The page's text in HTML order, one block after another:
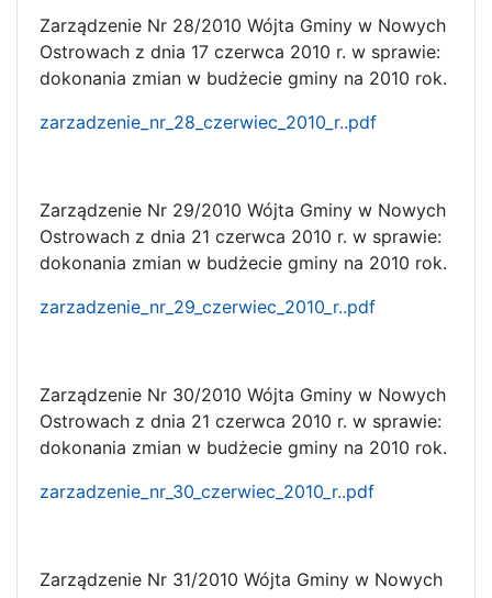
Zarządzenie Nr 28/2010 Wójta Gminy w Nowych
Ostrowach z dnia 17 czerwca 2010 r. w sprawie:
dokonania zmian w budżecie gminy na 2010 rok.
zarzadzenie_nr_28_czerwiec_2010_r..pdf
Zarządzenie Nr 29/2010 Wójta Gminy w Nowych
Ostrowach z dnia 21 czerwca 2010 r. w sprawie:
dokonania zmian w budżecie gminy na 2010 rok.
zarzadzenie_nr_29_czerwiec_2010_r..pdf
Zarządzenie Nr 30/2010 Wójta Gminy w Nowych
Ostrowach z dnia 21 czerwca 2010 r. w sprawie:
dokonania zmian w budżecie gminy na 2010 rok.
zarzadzenie_nr_30_czerwiec_2010_r..pdf
Zarządzenie Nr 31/2010 Wójta Gminy w Nowych